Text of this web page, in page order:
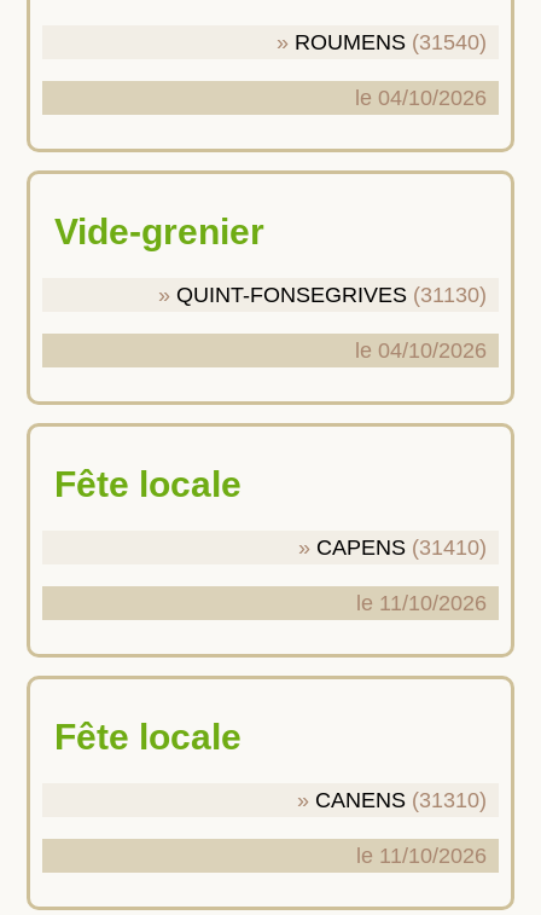
ROUMENS (31540)
le 04/10/2026
Vide-grenier
QUINT-FONSEGRIVES (31130)
le 04/10/2026
Fête locale
CAPENS (31410)
le 11/10/2026
Fête locale
CANENS (31310)
le 11/10/2026